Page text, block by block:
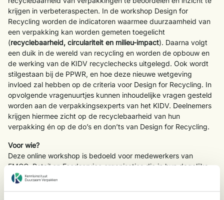
krijgen in verbeteraspecten. In de workshop Design for
Recycling worden de indicatoren waarmee duurzaamheid van
een verpakking kan worden gemeten toegelicht
(recyclebaarheid, circulariteit en milieu-impact). Daarna volgt
een duik in de wereld van recycling en worden de opbouw en
de werking van de KIDV recyclechecks uitgelegd. Ook wordt
stilgestaan bij de PPWR, en hoe deze nieuwe wetgeving
invloed zal hebben op de criteria voor Design for Recycling. In
opvolgende vragenuurtjes kunnen inhoudelijke vragen gesteld
worden aan de verpakkingsexperts van het KIDV. Deelnemers
krijgen hiermee zicht op de recyclebaarheid van hun
verpakking én op de do’s en don’ts van Design for Recycling.
Voor wie?
Deze online workshop is bedoeld voor medewerkers van
FMCG, Retail en Foodservice organisatiesdie in hun dagelijks
werk bezig zijn met het ontwerpen en ontwikkelen van